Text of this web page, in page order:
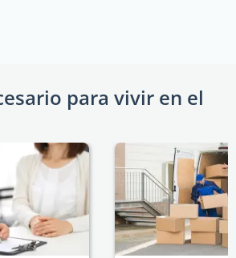
para vivir en el